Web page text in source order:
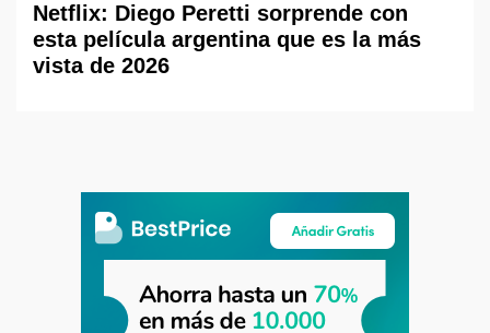
Netflix: Diego Peretti sorprende con
esta película argentina que es la más
vista de 2026